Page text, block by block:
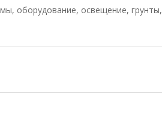
оборудование, освещение, грунты,